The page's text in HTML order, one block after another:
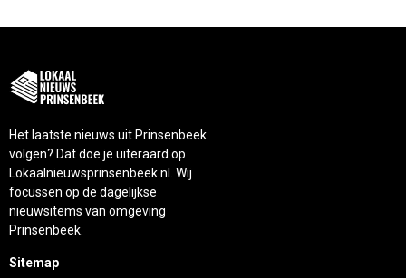
Het laatste nieuws uit Prinsenbeek
volgen? Dat doe je uiteraard op
Lokaalnieuwsprinsenbeek.nl. Wij
focussen op de dagelijkse
nieuwsitems van omgeving
Prinsenbeek.
Sitemap